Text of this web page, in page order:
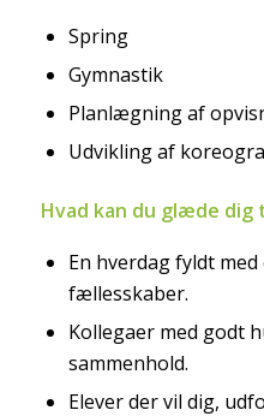
Spring
Gymnastik
Planlægning af
Udvikling af
Hvad kan du glæde dig
En hverdag fyldt
fællesskaber.
Kollegaer med godt
sammenhold.
Elever der vil dig,